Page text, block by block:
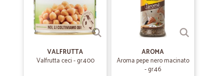
VALFRUTTA
Valfrutta ceci - gr.400
AROMA
Aroma pepe nero macinato
- gr.46